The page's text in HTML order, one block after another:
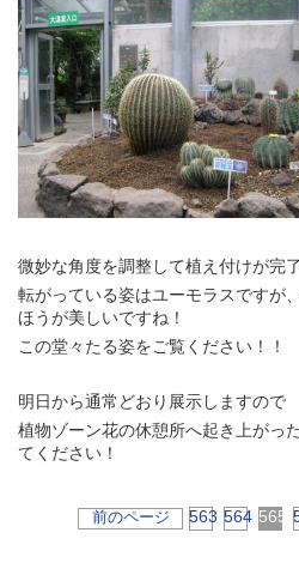
微妙な角度を調整して植え付けが完了
転がっている姿はユーモラスですが
ほうが美しいですね！
この堂々たる姿をご覧ください！！
明日から通常どおり展示しますので
植物ゾーン花の休憩所へ起き上がっ
てください！
前のページ 563 564 565